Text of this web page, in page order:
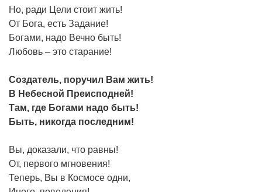
Но, ради Цели стоит жить!
От Бога, есть Задание!
Богами, надо Вечно быть!
Любовь – это старание!
Создатель, поручил Вам жить!
В Небесной Преисподней!
Там, где Богами надо быть!
Быть, никогда последним!
Вы, доказали, что равны!
От, первого мгновения!
Теперь, Вы в Космосе одни,